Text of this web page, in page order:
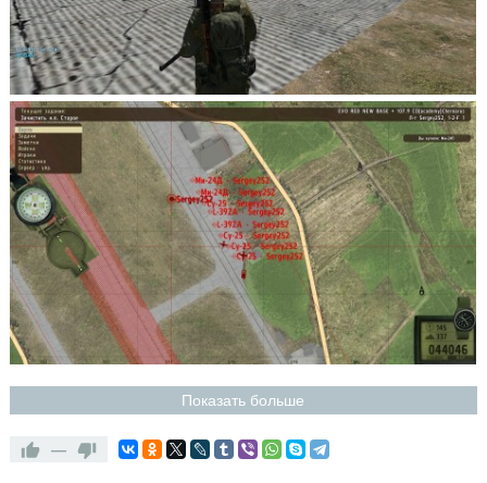
Показать больше
—